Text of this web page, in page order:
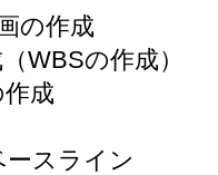
の作成
WBSの作成）
成
スライン